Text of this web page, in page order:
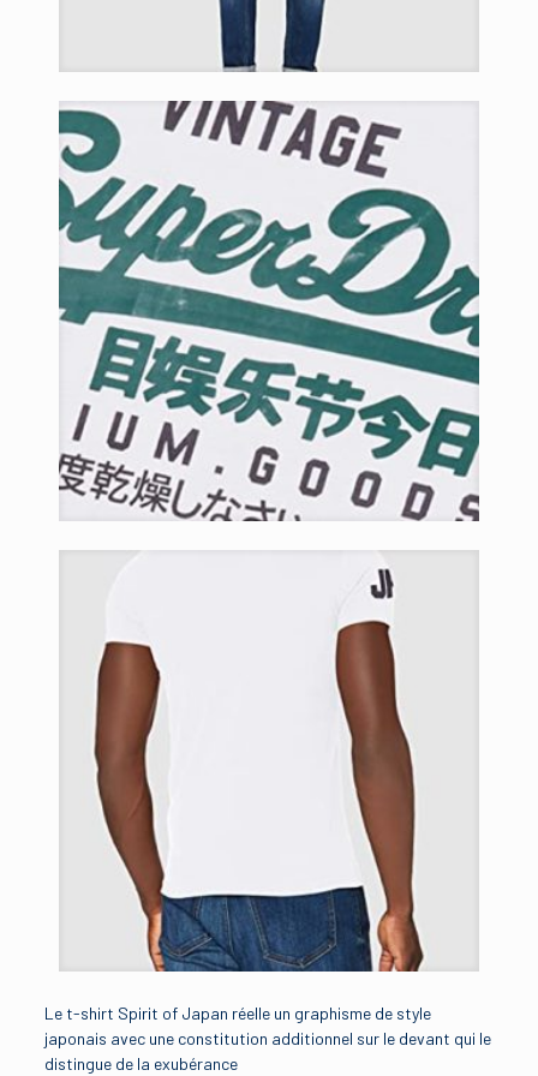
Le t-shirt Spirit of Japan réelle un graphisme de style
japonais avec une constitution additionnel sur le devant qui le
distingue de la exubérance